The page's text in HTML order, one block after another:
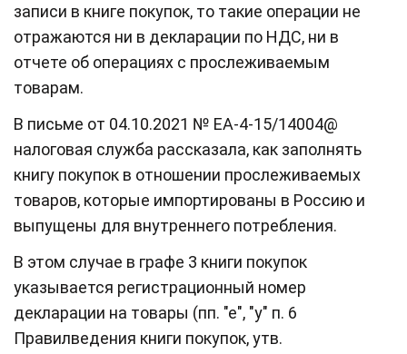
записи в книге покупок, то такие операции не
отражаются ни в декларации по НДС, ни в
отчете об операциях с прослеживаемым
товарам.
В письме от 04.10.2021 № ЕА-4-15/14004@
налоговая служба рассказала, как заполнять
книгу покупок в отношении прослеживаемых
товаров, которые импортированы в Россию и
выпущены для внутреннего потребления.
В этом случае в графе 3 книги покупок
указывается регистрационный номер
декларации на товары (пп. "е", "у" п. 6
Правилведения книги покупок, утв.